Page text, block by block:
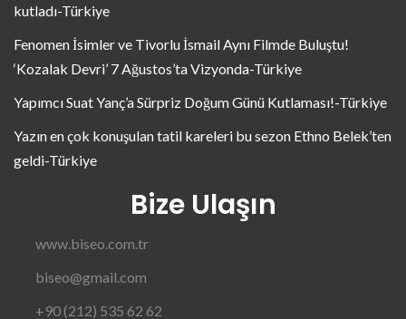
kutladı-Türkiye
Fenomen İsimler ve Tivorlu İsmail Aynı Filmde Buluştu!
‘Kozalak Devri’ 7 Ağustos’ta Vizyonda-Türkiye
Yapımcı Suat Yanç’a Sürpriz Doğum Günü Kutlaması!-Türkiye
Yazın en çok konuşulan tatil kareleri bu sezon Ethno Belek’ten
geldi-Türkiye
Bize Ulaşın
www.biseo.com.tr
biseo@gmail.com
+90 (212) 535 62 62